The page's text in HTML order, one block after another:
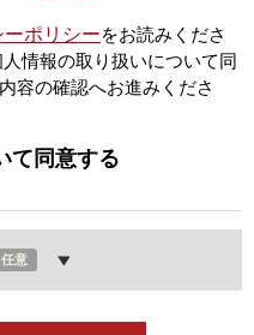
ポリシーをお読みくださ
情報の取り扱いについて同
容の確認へお進みくださ
て同意する
任意